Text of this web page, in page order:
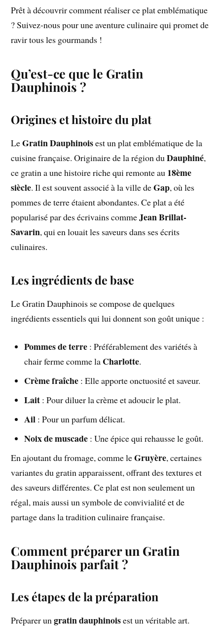
Prêt à découvrir comment réaliser ce plat emblématique
? Suivez-nous pour une aventure culinaire qui promet de
ravir tous les gourmands !
Qu’est-ce que le Gratin
Dauphinois ?
Origines et histoire du plat
LeGratin Dauphinoisest un plat emblématique de la
cuisine française. Originaire de la région duDauphiné,
ce gratin a une histoire riche qui remonte au 18ème
siècle. Il est souvent associé à la ville deGap, où les
pommes de terre étaient abondantes. Ce plat a été
popularisé par des écrivains commeJean Brillat-
Savarin, qui en louait les saveurs dans ses écrits
culinaires.
Les ingrédients de base
Le Gratin Dauphinois se compose de quelques
ingrédients essentiels qui lui donnent son goût unique :
Pommes de terre : Préférablement des variétés à
chair ferme comme la Charlotte.
Crème fraîche : Elle apporte onctuosité et saveur.
Lait : Pour diluer la crème et adoucir le plat.
Ail : Pour un parfum délicat.
Noix de muscade : Une épice qui rehausse le goût.
En ajoutant du fromage, comme leGruyère, certaines
variantes du gratin apparaissent, offrant des textures et
des saveurs différentes. Ce plat est non seulement un
régal, mais aussi un symbole de convivialité et de
partage dans la tradition culinaire française.
Comment préparer un Gratin
Dauphinois parfait ?
Les étapes de la préparation
Préparer ungratin dauphinoisest un véritable art.